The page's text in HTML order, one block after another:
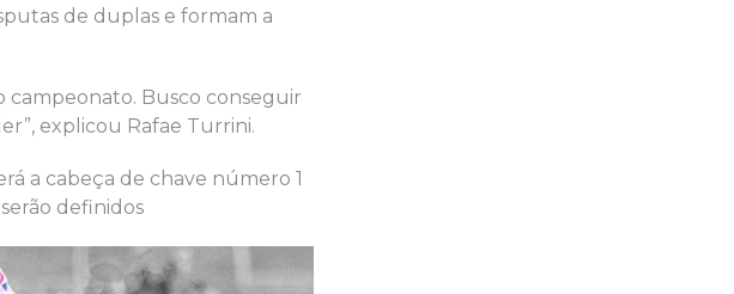
de duplas e formam a
campeonato. Busco conseguir
explicou Rafae Turrini.
a cabeça de chave número 1
definidos